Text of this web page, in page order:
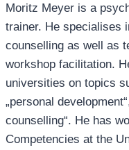
Moritz Meyer is a
trainer. He specialises
counselling as well as
workshop facilitation.
universities on topics
„personal
counselling“. He has
Competencies at the